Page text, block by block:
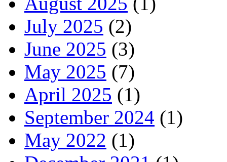
July 2025 (2)
June 2025 (3)
May 2025 (7)
April 2025 (1)
September 2024 (1)
May 2022 (1)